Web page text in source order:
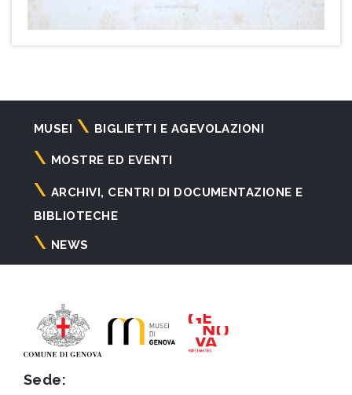
Navigazione
principale
MUSEI BIGLIETTI E AGEVOLAZIONI
MOSTRE ED EVENTI
ARCHIVI, CENTRI DI DOCUMENTAZIONE E
BIBLIOTECHE
NEWS
Sede: